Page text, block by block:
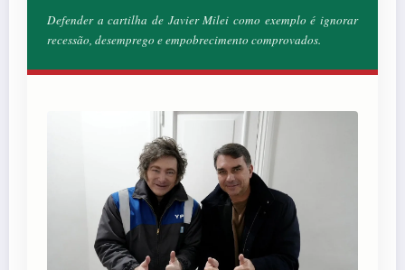
Defender a cartilha de Javier Milei como exemplo é ignorar
recessão, desemprego e empobrecimento comprovados.